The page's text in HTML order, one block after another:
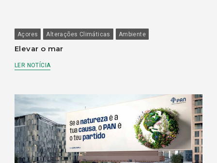
Açores Alterações Climáticas Ambiente
Elevar o mar
LER NOTÍCIA